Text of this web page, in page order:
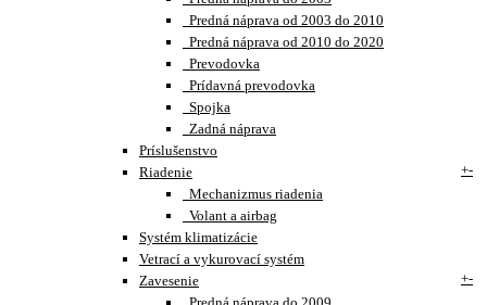
Predná náprava od 2003 do 2010
Predná náprava od 2010 do 2020
Prevodovka
Prídavná prevodovka
Spojka
Zadná náprava
Príslušenstvo
Riadenie
+-
Mechanizmus riadenia
Volant a airbag
Systém klimatizácie
Vetrací a vykurovací systém
Zavesenie
+-